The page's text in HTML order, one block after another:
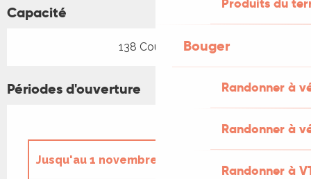
Bouger
Randonner à
Randonner à
Randonner à
Capacité
138 Couvert(s)
Périodes d'ouverture
Jusqu'au 1 novembre 2026